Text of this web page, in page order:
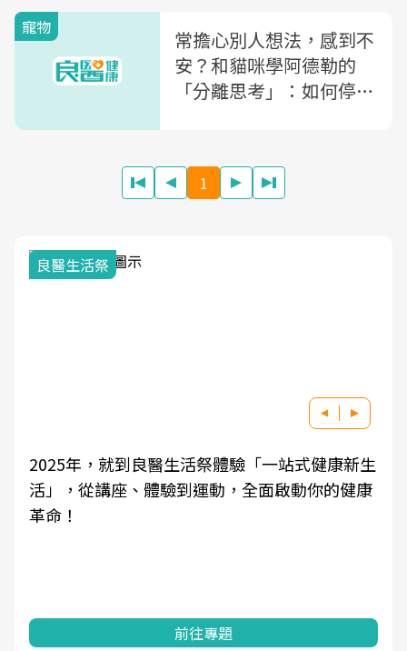
寵物
常擔心別人想法，感到不
安？和貓咪學阿德勒的
「分離思考」：如何停止
1
祭體驗「一站式健康新生
運動，全面啟動你的健康
良醫健康網從「換季的
學觀點與日常感受的對